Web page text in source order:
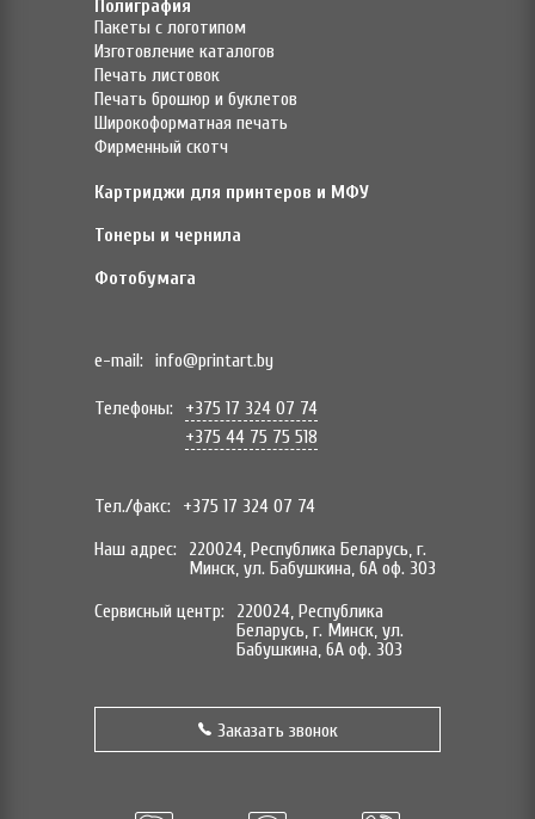
Полиграфия
Пакеты с логотипом
Изготовление каталогов
Печать листовок
Печать брошюр и буклетов
Широкоформатная печать
Фирменный скотч
Картриджи для принтеров и МФУ
Тонеры и чернила
Фотобумага
e-mail: info@printart.by
Телефоны:
+375 17 324 07 74
+375 44 75 75 518
Тел./факс:
+375 17 324 07 74
Наш адрес:
220024, Республика Беларусь, г.
Минск, ул. Бабушкина, 6А оф. 303
Сервисный центр:
220024, Республика
Беларусь, г. Минск, ул.
Бабушкина, 6А оф. 303
Заказать звонок